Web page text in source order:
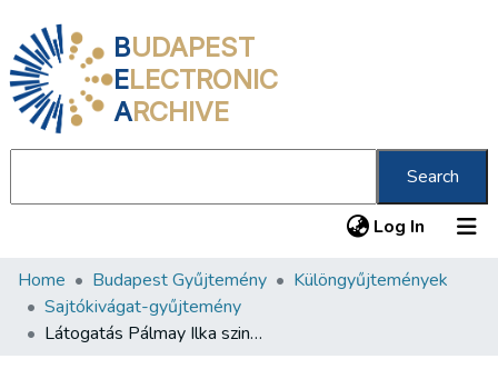
BUDAPEST
ELECTRONIC
ARCHIVE
Search
Log In (current)
Communities & Collections
All of DSpace
Home Budapest Gyűjtemény
Különgyűjtemények
Sajtókivágat-gyűjtemény
Látogatás Pálmay Ilka szinésziskolájában